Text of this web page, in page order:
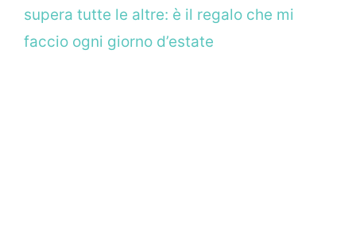
supera tutte le altre: è il regalo che mi
faccio ogni giorno d’estate